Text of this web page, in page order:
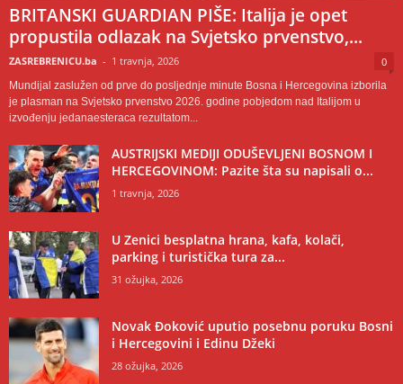
BRITANSKI GUARDIAN PIŠE: Italija je opet
propustila odlazak na Svjetsko prvenstvo,...
ZASREBRENICU.ba - 1 travnja, 2026 0
Mundijal zaslužen od prve do posljednje minute Bosna i Hercegovina izborila
je plasman na Svjetsko prvenstvo 2026. godine pobjedom nad Italijom u
izvođenju jedanaesteraca rezultatom...
AUSTRIJSKI MEDIJI ODUŠEVLJENI BOSNOM I
HERCEGOVINOM: Pazite šta su napisali o...
1 travnja, 2026
U Zenici besplatna hrana, kafa, kolači,
parking i turistička tura za...
31 ožujka, 2026
Novak Đoković uputio posebnu poruku Bosni
i Hercegovini i Edinu Džeki
28 ožujka, 2026